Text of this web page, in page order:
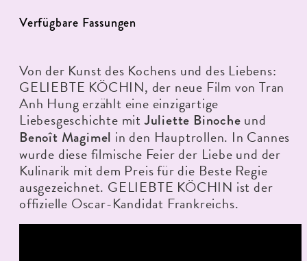
Verfügbare Fassungen
Von der Kunst des Kochens und des Liebens:
GELIEBTE KÖCHIN, der neue Film von Tran
Anh Hung erzählt eine einzigartige
Liebesgeschichte mit Juliette Binoche und
Benoît Magimel in den Hauptrollen. In Cannes
wurde diese filmische Feier der Liebe und der
Kulinarik mit dem Preis für die Beste Regie
ausgezeichnet. GELIEBTE KÖCHIN ist der
offizielle Oscar-Kandidat Frankreichs.